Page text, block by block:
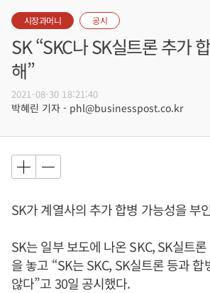
시장과머니 공시
SK “SKC나 SK실트론 추가
해”
2021-08-30 18:21:40
박혜린 기자 - phl@businesspost.co.kr
SK가 계열사의 추가 합병 가능성을 부
SK는 일부 보도에 나온 SKC, SK실트
을 놓고 “SK는 SKC, SK실트론 등과 합
않다”고 30일 공시했다.